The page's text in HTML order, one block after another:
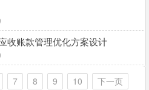
收账款管理优化方案设计
7 8 9 10
下一页